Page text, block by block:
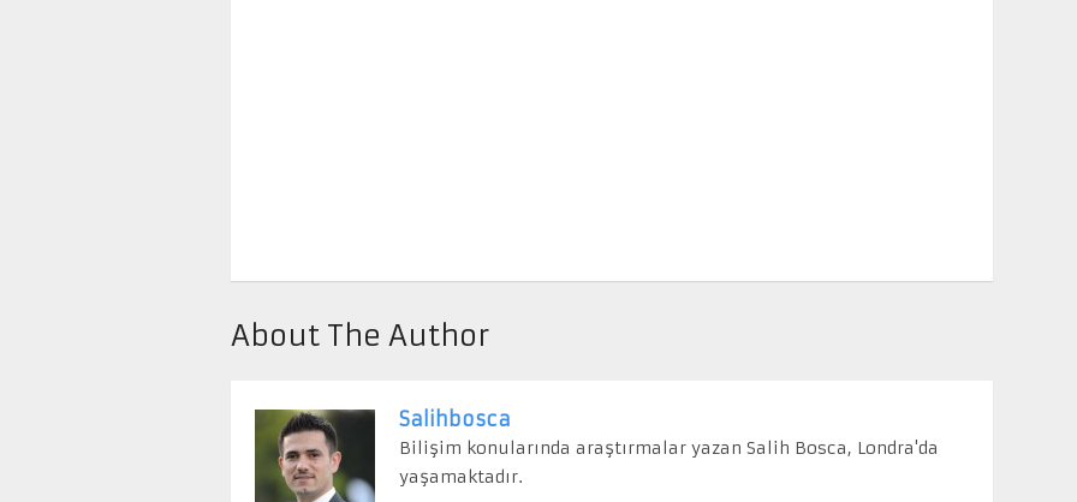
About The Author
Salihbosca
Bilişim konularında araştırmalar yazan Salih Bosca, Londra'da
yaşamaktadır.